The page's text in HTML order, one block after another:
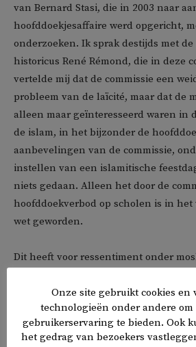
van Bernard Stasi, die in 2003 naar
hoofddoekjesaffaire werd opgericht,
onderzoeken. Ik sprak destijds met
historicus René Rémond, die in deze
vertelde mij dat de commissie een
probleem van de laïcité, maar dat de
alleen maar geïnteresseerd waren in
de islam, in het bijzonder de
aanbevelingen van de commissie,
instellen van een islamitische
niets gedaan. Alleen het door de
hoofddoekverbod op scholen is in het
wet geworden.
Dit heeft voor ressentiment onder
willen ons aanpakken.’ Toen ik in
de redactie vanCharlie Hebdo, de
banlieue ging peilen, merkte ik dat
Onze site gebruikt cookies en
technologieën onder andere
gebruikerservaring te bieden. Ook
het gedrag van bezoekers